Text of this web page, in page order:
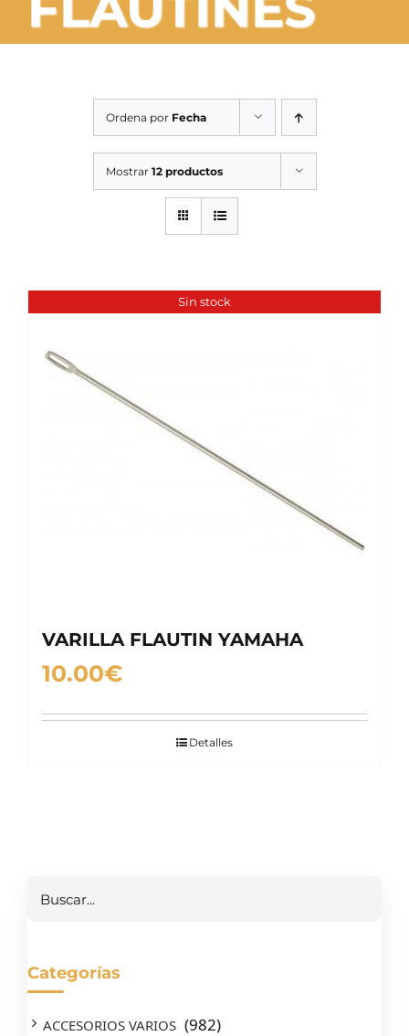
OCASIÓN
SERVICIOS TALLER
Ordena por Fecha
Mostrar 12 productos
Sin stock
VARILLA FLAUTIN YAMAHA
10.00€
Detalles
Categorías
ACCESORIOS VARIOS (982)